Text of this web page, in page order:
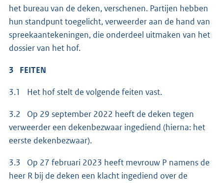
het bureau van de deken, verschenen. Partijen hebben
hun standpunt toegelicht, verweerder aan de hand van
spreekaantekeningen, die onderdeel uitmaken van het
dossier van het hof.
3 FEITEN
3.1 Het hof stelt de volgende feiten vast.
3.2 Op 29 september 2022 heeft de deken tegen
verweerder een dekenbezwaar ingediend (hierna: het
eerste dekenbezwaar).
3.3 Op 27 februari 2023 heeft mevrouw P namens de
heer R bij de deken een klacht ingediend over de